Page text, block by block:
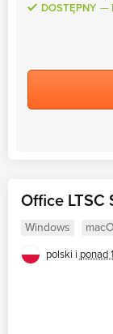
DOSTĘPNY
Office LTSC
Windows
polski i ponad